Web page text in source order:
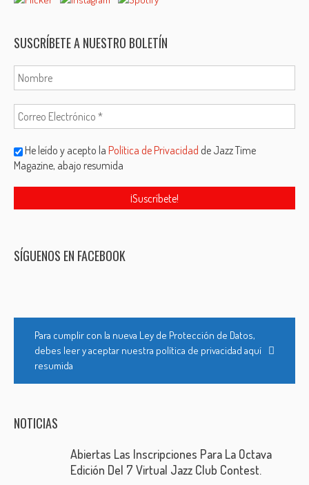
SUSCRÍBETE A NUESTRO BOLETÍN
He leído y acepto laPolítica de Privacidad de Jazz Time
Magazine, abajo resumida
SÍGUENOS EN FACEBOOK
Para cumplir con la nueva Ley de Protección de Datos,
debes leer y aceptar nuestra política de privacidad aquí
resumida
NOTICIAS
Abiertas Las Inscripciones Para La Octava
Edición Del 7 Virtual Jazz Club Contest.